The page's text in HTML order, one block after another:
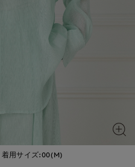
着用サイズ:00(M)